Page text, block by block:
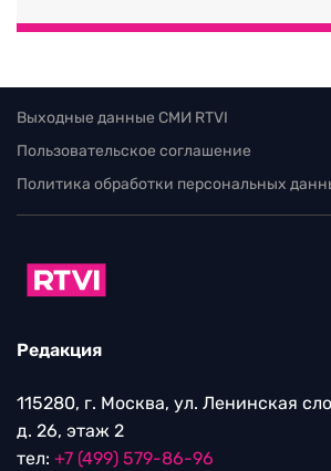
Выходные данные СМИ RTVI
Пользовательское соглашение
Политика обработки персональных
Редакция
115280, г. Москва, ул. Ленинская
д. 26, этаж 2
тел: +7 (499) 579-86-96